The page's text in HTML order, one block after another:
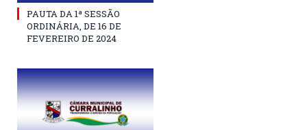
PAUTA DA 1ª SESSÃO
ORDINÁRIA, DE 16 DE
FEVEREIRO DE 2024